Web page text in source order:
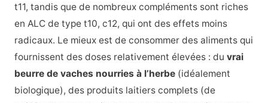
t11, tandis que de nombreux compléments sont riches
en ALC de type t10, c12, qui ont des effets moins
radicaux. Le mieux est de consommer des aliments qui
fournissent des doses relativement élevées : du vrai
beurre de vaches nourries à l’herbe(idéalement
biologique), des produits laitiers complets (de